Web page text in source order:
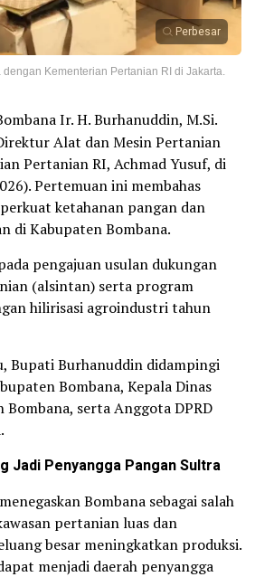
Perbesar
Kementerian Pertanian RI di Jakarta.
Ir. H. Burhanuddin, M.Si.
Alat dan Mesin Pertanian
Pertanian RI, Achmad Yusuf, di
Pertemuan ini membahas
ketahanan pangan dan
di Kabupaten Bombana.
pengajuan usulan dukungan
(alsintan) serta program
hilirisasi agroindustri tahun
Bupati Burhanuddin didampingi
Bombana, Kepala Dinas
serta Anggota DPRD
Jadi Penyangga Pangan Sultra
Bombana sebagai salah
pertanian luas dan
besar meningkatkan produksi.
menjadi daerah penyangga